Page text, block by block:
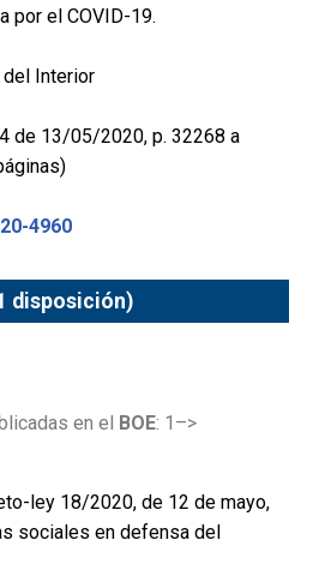
por el COVID-19.
Interior
de 13/05/2020, p. 32268 a
4960
disposición)
en el BOE: 1–>
ley 18/2020, de 12 de mayo,
sociales en defensa del